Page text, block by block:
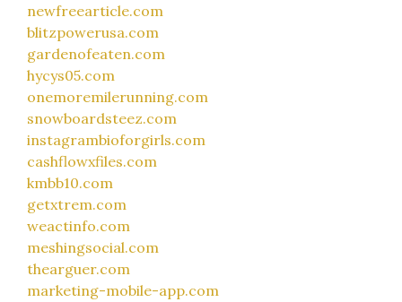
newfreearticle.com
blitzpowerusa.com
gardenofeaten.com
hycys05.com
onemoremilerunning.com
snowboardsteez.com
instagrambioforgirls.com
cashflowxfiles.com
kmbb10.com
getxtrem.com
weactinfo.com
meshingsocial.com
thearguer.com
marketing-mobile-app.com